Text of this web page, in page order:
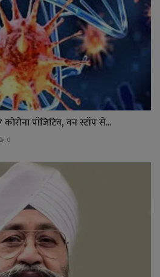
पॉजिटिव, वन स्टॉप सें...
0